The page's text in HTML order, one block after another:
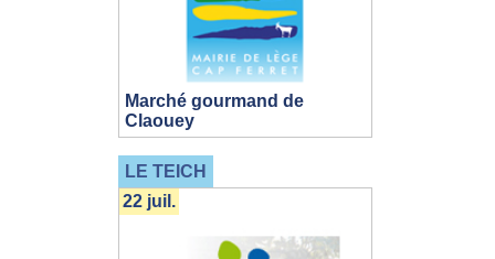
Marché gourmand de
Claouey
LE TEICH
22 juil.